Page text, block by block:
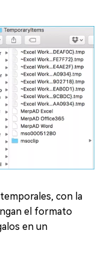
con la
el formato
en un